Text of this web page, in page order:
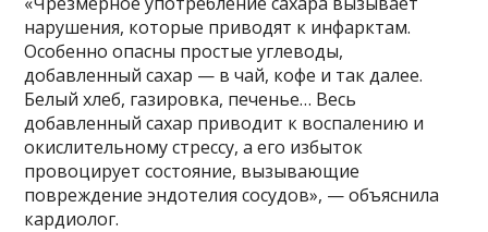
нарушения, которые приводят к инфарктам.
Особенно опасны простые углеводы,
добавленный сахар — в чай, кофе и так далее.
Белый хлеб, газировка, печенье… Весь
добавленный сахар приводит к воспалению и
окислительному стрессу, а его избыток
провоцирует состояние, вызывающие
повреждение эндотелия сосудов», — объяснила
кардиолог.